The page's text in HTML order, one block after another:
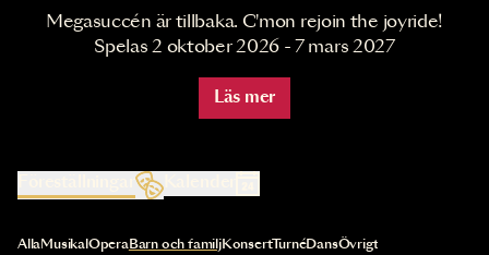
Megasuccén är tillbaka. C'mon rejoin the joyride!
Spelas 2 oktober 2026 - 7 mars 2027
Läs mer
Kalender
Val av kategori uppdaterar innehållet automatiskt
AllaMusikal OperaBarn och familjKonsertTurnéDansÖvrigt